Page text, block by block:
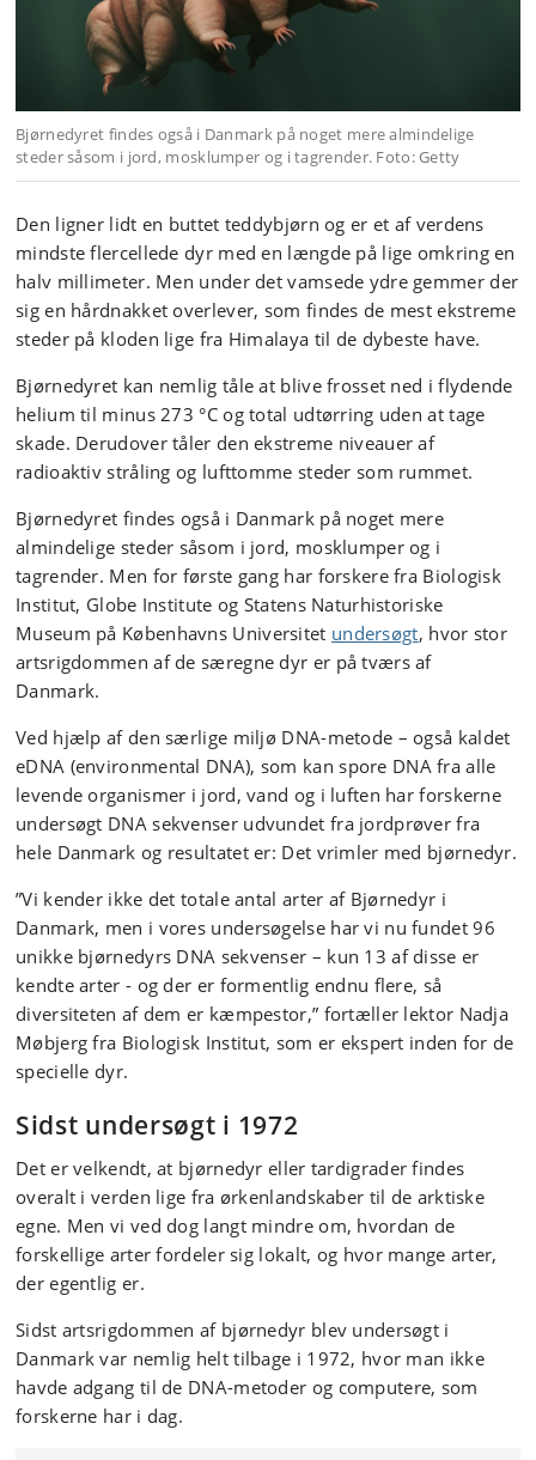
Bjørnedyret findes også i Danmark på noget mere almindelige
steder såsom i jord, mosklumper og i tagrender. Foto: Getty
Den ligner lidt en buttet teddybjørn og er et af verdens
mindste flercellede dyr med en længde på lige omkring en
halv millimeter. Men under det vamsede ydre gemmer der
sig en hårdnakket overlever, som findes de mest ekstreme
steder på kloden lige fra Himalaya til de dybeste have.
Bjørnedyret kan nemlig tåle at blive frosset ned i flydende
helium til minus 273 °C og total udtørring uden at tage
skade. Derudover tåler den ekstreme niveauer af
radioaktiv stråling og lufttomme steder som rummet.
Bjørnedyret findes også i Danmark på noget mere
almindelige steder såsom i jord, mosklumper og i
tagrender. Men for første gang har forskere fra Biologisk
Institut, Globe Institute og Statens Naturhistoriske
Museum på Københavns Universitet undersøgt, hvor stor
artsrigdommen af de særegne dyr er på tværs af
Danmark.
Ved hjælp af den særlige miljø DNA-metode – også kaldet
eDNA (environmental DNA), som kan spore DNA fra alle
levende organismer i jord, vand og i luften har forskerne
undersøgt DNA sekvenser udvundet fra jordprøver fra
hele Danmark og resultatet er: Det vrimler med bjørnedyr.
”Vi kender ikke det totale antal arter af Bjørnedyr i
Danmark, men i vores undersøgelse har vi nu fundet 96
unikke bjørnedyrs DNA sekvenser – kun 13 af disse er
kendte arter - og der er formentlig endnu flere, så
diversiteten af dem er kæmpestor,” fortæller lektor Nadja
Møbjerg fra Biologisk Institut, som er ekspert inden for de
specielle dyr.
Sidst undersøgt i 1972
Det er velkendt, at bjørnedyr eller tardigrader findes
overalt i verden lige fra ørkenlandskaber til de arktiske
egne. Men vi ved dog langt mindre om, hvordan de
forskellige arter fordeler sig lokalt, og hvor mange arter,
der egentlig er.
Sidst artsrigdommen af bjørnedyr blev undersøgt i
Danmark var nemlig helt tilbage i 1972, hvor man ikke
havde adgang til de DNA-metoder og computere, som
forskerne har i dag.